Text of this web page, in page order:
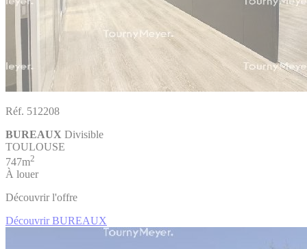
Réf. 512208
BUREAUX Divisible
TOULOUSE
747m2
À louer
Découvrir l'offre
Découvrir BUREAUX